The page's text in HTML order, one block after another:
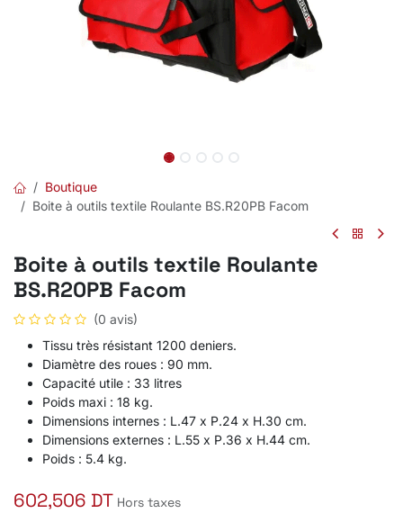
Boutique
Boite à outils textile Roulante BS.R20PB Facom
Boite à outils textile Roulante
BS.R20PB Facom
(0 avis)
Tissu très résistant 1200 deniers.
Diamètre des roues : 90 mm.
Capacité utile : 33 litres
Poids maxi : 18 kg.
Dimensions internes : L.47 x P.24 x H.30 cm.
Dimensions externes : L.55 x P.36 x H.44 cm.
Poids : 5.4 kg.
602,506 DT Hors taxes